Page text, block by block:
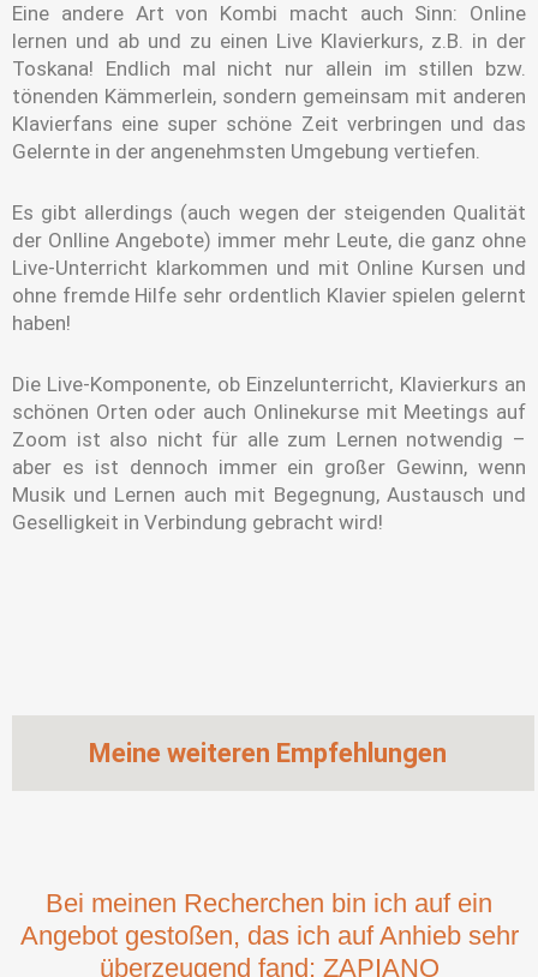
Eine andere Art von Kombi macht auch Sinn: Online
lernen und ab und zu einen Live Klavierkurs, z.B. in der
Toskana! Endlich mal nicht nur allein im stillen bzw.
tönenden Kämmerlein, sondern gemeinsam mit anderen
Klavierfans eine super schöne Zeit verbringen und das
Gelernte in der angenehmsten Umgebung vertiefen.
Es gibt allerdings (auch wegen der steigenden Qualität
der Onlline Angebote) immer mehr Leute, die ganz ohne
Live-Unterricht klarkommen und mit Online Kursen und
ohne fremde Hilfe sehr ordentlich Klavier spielen gelernt
haben!
Die Live-Komponente, ob Einzelunterricht, Klavierkurs an
schönen Orten oder auch Onlinekurse mit Meetings auf
Zoom ist also nicht für alle zum Lernen notwendig –
aber es ist dennoch immer ein großer Gewinn, wenn
Musik und Lernen auch mit Begegnung, Austausch und
Geselligkeit in Verbindung gebracht wird!
Meine weiteren Empfehlungen
Bei meinen Recherchen bin ich auf ein
Angebot gestoßen, das ich auf Anhieb sehr
überzeugend fand: ZAPIANO